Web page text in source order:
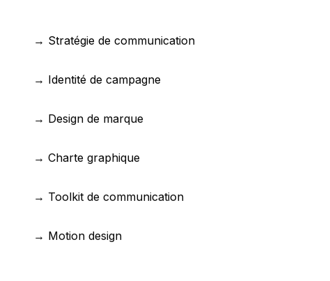
→ Stratégie de communication
→ Identité de campagne
→ Design de marque
→ Charte graphique
→ Toolkit de communication
→ Motion design